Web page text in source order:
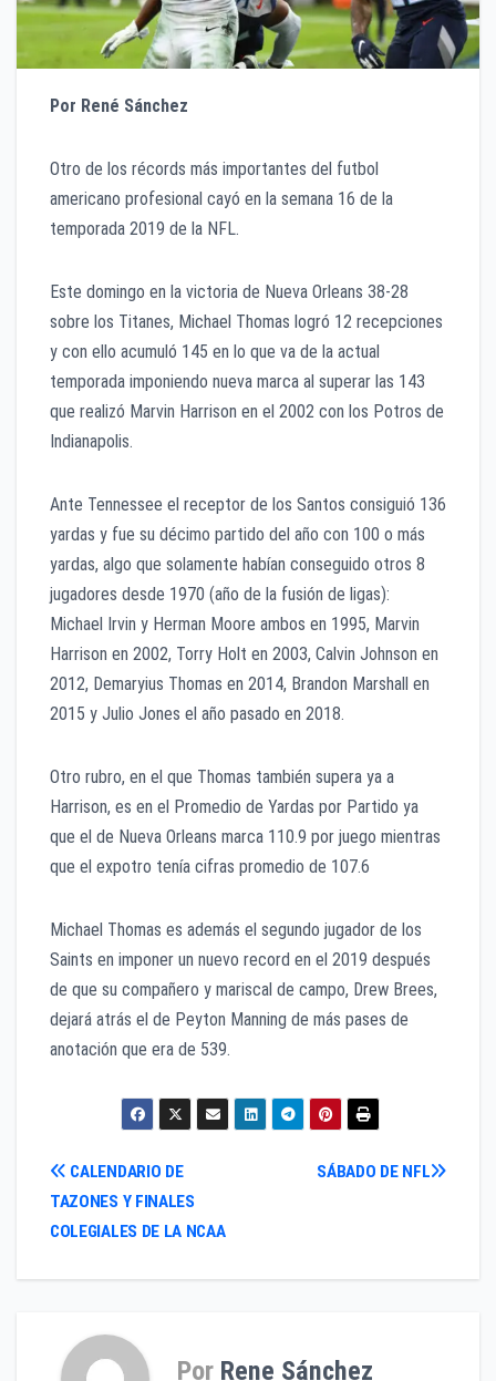
Por René Sánchez
Otro de los récords más importantes del futbol
americano profesional cayó en la semana 16 de la
temporada 2019 de la NFL.
Este domingo en la victoria de Nueva Orleans 38-28
sobre los Titanes, Michael Thomas logró 12 recepciones
y con ello acumuló 145 en lo que va de la actual
temporada imponiendo nueva marca al superar las 143
que realizó Marvin Harrison en el 2002 con los Potros de
Indianapolis.
Ante Tennessee el receptor de los Santos consiguió 136
yardas y fue su décimo partido del año con 100 o más
yardas, algo que solamente habían conseguido otros 8
jugadores desde 1970 (año de la fusión de ligas):
Michael Irvin y Herman Moore ambos en 1995, Marvin
Harrison en 2002, Torry Holt en 2003, Calvin Johnson en
2012, Demaryius Thomas en 2014, Brandon Marshall en
2015 y Julio Jones el año pasado en 2018.
Otro rubro, en el que Thomas también supera ya a
Harrison, es en el Promedio de Yardas por Partido ya
que el de Nueva Orleans marca 110.9 por juego mientras
que el expotro tenía cifras promedio de 107.6
Michael Thomas es además el segundo jugador de los
Saints en imponer un nuevo record en el 2019 después
de que su compañero y mariscal de campo, Drew Brees,
dejará atrás el de Peyton Manning de más pases de
anotación que era de 539.
Navegación
de
entradas
SÁBADO DE NFL
CALENDARIO DE
TAZONES Y FINALES
COLEGIALES DE LA NCAA
Por Rene Sánchez